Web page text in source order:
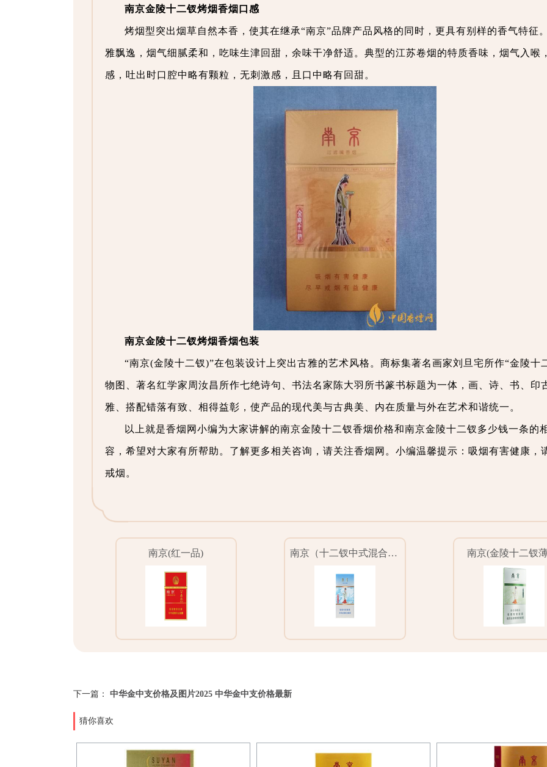
南京金陵十二钗烤烟香烟口感
烤烟型突出烟草自然本香，使其在继承“南京”品牌产品风格的同时，更具有别样的香气特征
雅飘逸，烟气细腻柔和，吃味生津回甜，余味干净舒适。典型的江苏卷烟的特质香味，烟气入喉
感，吐出时口腔中略有颗粒，无刺激感，且口中略有回甜。
南京金陵十二钗烤烟香烟包装
“南京(金陵十二钗)”在包装设计上突出古雅的艺术风格。商标集著名画家刘旦宅所作“金陵十
物图、著名红学家周汝昌所作七绝诗句、书法名家陈大羽所书篆书标题为一体，画、诗、书、印
雅、搭配错落有致、相得益彰，使产品的现代美与古典美、内在质量与外在艺术和谐统一。
以上就是香烟网小编为大家讲解的南京金陵十二钗香烟价格和南京金陵十二钗多少钱一条的
容，希望对大家有所帮助。了解更多相关咨询，请关注香烟网。小编温馨提示：吸烟有害健康，
戒烟。
南京(红一品) 南京（十二钗中式混合型） 南京(金陵十二钗
下一篇： 中华金中支价格及图片2025 中华金中支价格最新
猜你喜欢